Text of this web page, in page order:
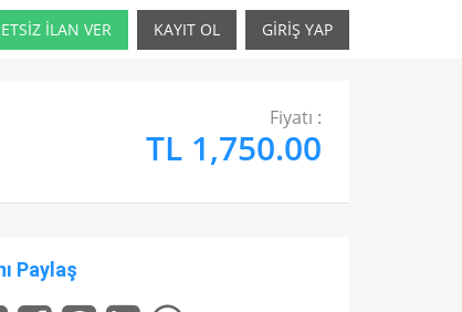
İLAN VER KAYIT OL GİRİŞ YAP
Fiyatı :
TL 1,750.00
Paylaş